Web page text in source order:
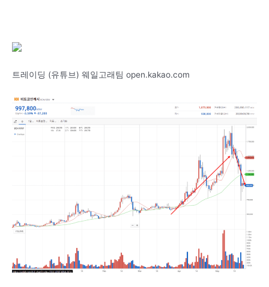
트레이딩 (유튜브) 웨일고래팀 open.kakao.com